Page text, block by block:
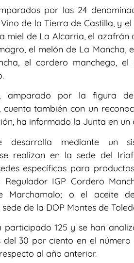
por las 24
de la Tierra de Castilla, y
miel de La Alcarria, el azafrán
el melón de La Mancha,
el cordero manchego,
amparado por la figura de
cuenta también con un
ha informado la Junta en un
desarrolla mediante un
realizan en la sede del
específicas para
Regulador IGP Cordero
Marchamalo; o el aceite
de la DOP Montes de
participado 125 y se han
del 30 por ciento en el
al año anterior.